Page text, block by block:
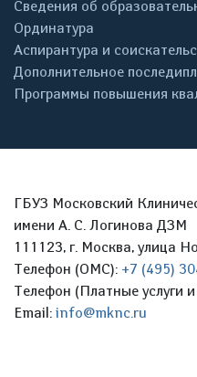
Сведения об
Ординатура
Аспирантура и
Дополнительное
Программы повышения
ГБУЗ Московский
имени А. С. Логинова ДЗМ
111123, г. Москва, улица
Телефон (ОМС): +7 (495)
Телефон (Платные услуги
Email: info@mknc.ru